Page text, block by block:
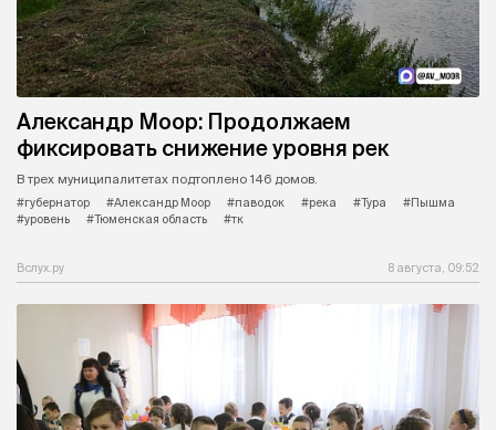
Александр Моор: Продолжаем
фиксировать снижение уровня рек
В трех муниципалитетах подтоплено 146 домов.
#губернатор
#Александр Моор #паводок #река #Тура
#Пышма
#уровень
#Тюменская область #тк
Вслух.ру 8 августа, 09:52